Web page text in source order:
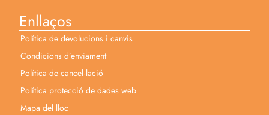
Enllaços
Política de devolucions i canvis
Condicions d’enviament
Política de cancel·lació
Política protecció de dades web
Mapa del lloc